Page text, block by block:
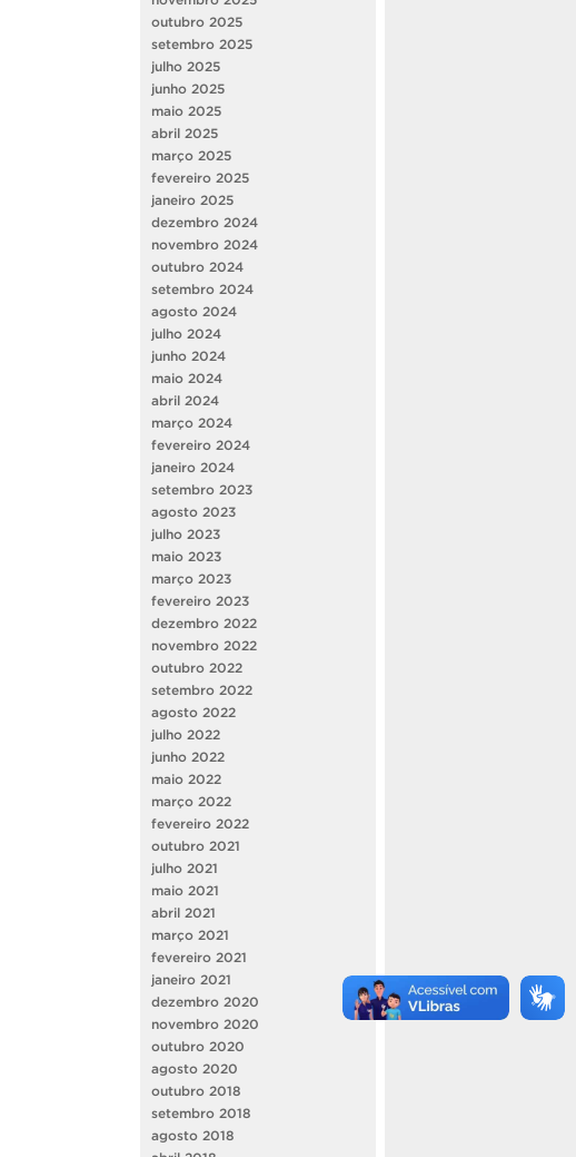
outubro 2025
setembro 2025
julho 2025
junho 2025
maio 2025
abril 2025
março 2025
fevereiro 2025
janeiro 2025
dezembro 2024
novembro 2024
outubro 2024
setembro 2024
agosto 2024
julho 2024
junho 2024
maio 2024
abril 2024
março 2024
fevereiro 2024
janeiro 2024
setembro 2023
agosto 2023
julho 2023
maio 2023
março 2023
fevereiro 2023
dezembro 2022
novembro 2022
outubro 2022
setembro 2022
agosto 2022
julho 2022
junho 2022
maio 2022
março 2022
fevereiro 2022
outubro 2021
julho 2021
maio 2021
abril 2021
março 2021
fevereiro 2021
janeiro 2021
dezembro 2020
novembro 2020
outubro 2020
agosto 2020
outubro 2018
setembro 2018
agosto 2018